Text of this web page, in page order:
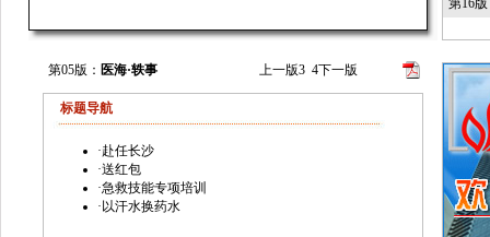
第05版： 医海·轶事 上一版3 4下一版
标题导航
·赴任长沙
·送红包
·急救技能专项培训
· 以汗水换药水
第16